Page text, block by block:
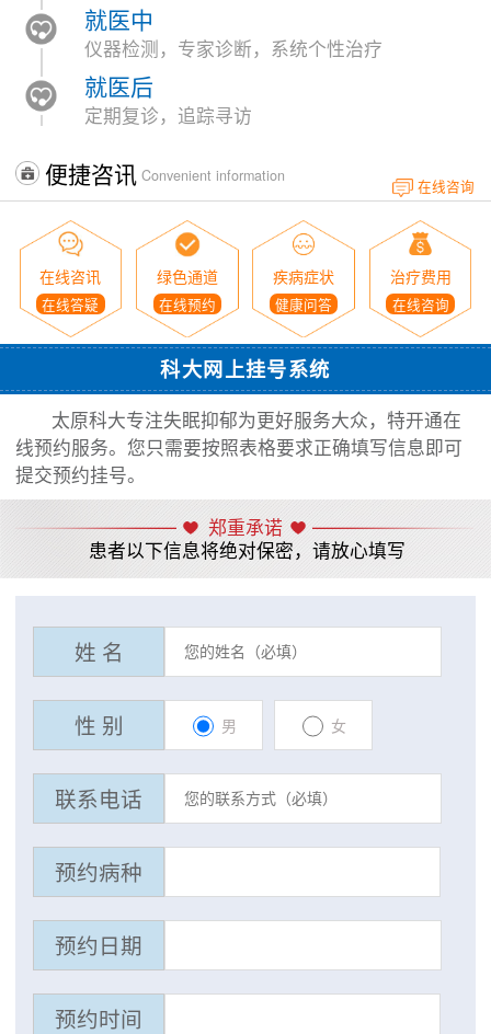
就医中
仪器检测，专家诊断，系统个性治疗
就医后
定期复诊，追踪寻访
便捷咨讯 Convenient information
在线咨询
在线咨讯
在线答疑
绿色通道
在线预约
疾病症状
健康问答
治疗费用
在线咨询
科大网上挂号系统
太原科大专注失眠抑郁为更好服务大众，特开通在
线预约服务。您只需要按照表格要求正确填写信息即可
提交预约挂号。
郑重承诺
患者以下信息将绝对保密，请放心填写
姓 名
性 别 男 女
联系电话
预约病种
预约日期
预约时间